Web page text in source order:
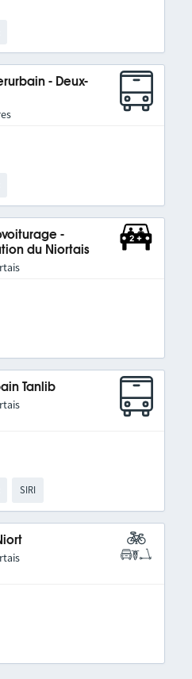
- Deux-
-
du Niortais
Tanlib
SIRI